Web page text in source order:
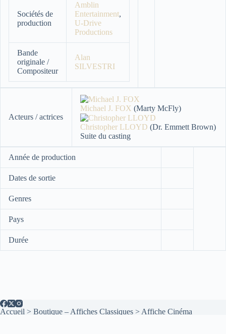
Sociétés de
production
Amblin
Entertainment,
U-Drive
Productions
Bande
originale /
Compositeur
Alan
SILVESTRI
Acteurs / actrices
Michael J. FOX (Marty McFly)
Christopher LLOYD (Dr. Emmett Brown)
Suite du casting
Année de production
Dates de sortie
Genres
Pays
Durée
Accueil > Boutique – Affiches Classiques > Affiche Cinéma